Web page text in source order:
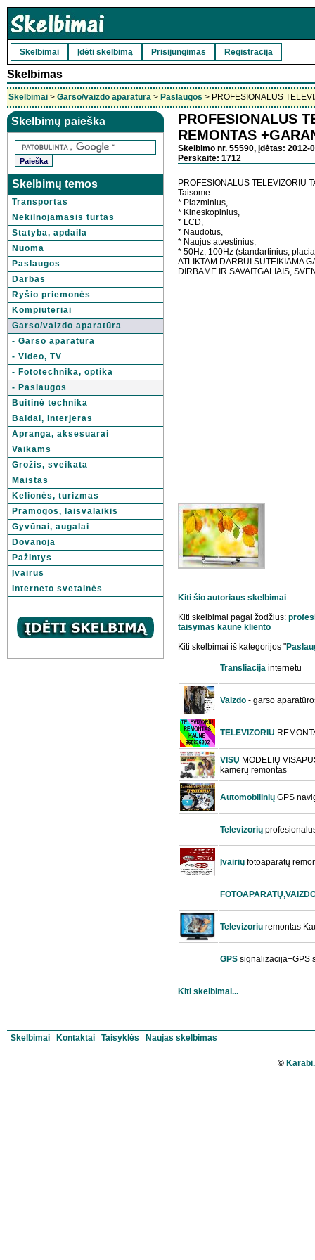
Skelbimai Įdėti skelbimą Prisijungimas Registracija
Skelbimas
Skelbimai > Garso/vaizdo aparatūra > Paslaugos > PROFESIONALUS
Skelbimų paieška
Skelbimų temos
Transportas
Nekilnojamasis turtas
Statyba, apdaila
Nuoma
Paslaugos
Darbas
Ryšio priemonės
Kompiuteriai
Garso/vaizdo aparatūra
- Garso aparatūra
- Video, TV
- Fototechnika, optika
- Paslaugos
Buitinė technika
Baldai, interjeras
Apranga, aksesuarai
Vaikams
Grožis, sveikata
Maistas
Kelionės, turizmas
Pramogos, laisvalaikis
Gyvūnai, augalai
Dovanoja
Pažintys
Įvairūs
Interneto svetainės
PROFESIONALUS
REMONTAS
Skelbimo nr. 55590, įdėtas: 2012-
Perskaitė: 1712
PROFESIONALUS TELEVIZORIU
Taisome:
* Plazminius,
* Kineskopinius,
* LCD,
* Naudotus,
* Naujus atvestinius,
* 50Hz, 100Hz (standartinius,
ATLIKTAM DARBUI SUTEIKIAMA
DIRBAME IR SAVAITGALIAIS,
Kiti šio autoriaus skelbimai
Kiti skelbimai pagal žodžius:
taisymas kaune kliento
Kiti skelbimai iš kategorijos "
Transliacija internetu
Vaizdo - garso
TELEVIZORIU
VISŲ MODELIŲ
kamerų remontas
Automobilinių GPS
Televizorių
Įvairių fotoaparatų
Televizoriu remontas
GPS signalizacija+GPS
Kiti skelbimai...
Skelbimai Kontaktai Taisyklės Naujas skelbimas
©